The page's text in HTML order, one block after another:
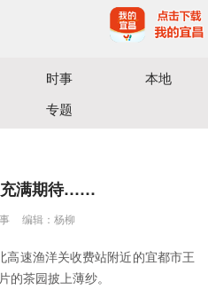
时事
本地
专题
充满期待……
编辑：杨柳
速渔洋关收费站附近的宜都市王
的茶园披上薄纱。